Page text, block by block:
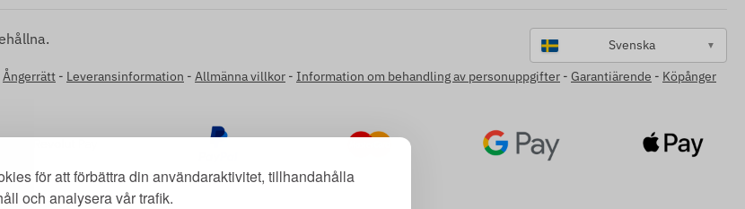
för att förbättra din användaraktivitet, tillhandahålla
och analysera vår trafik.
Svenska ▼
Ångerrätt - Leveransinformation - Allmänna villkor - Information om behandling av personuppgifter - Garantiärende - Köpånger